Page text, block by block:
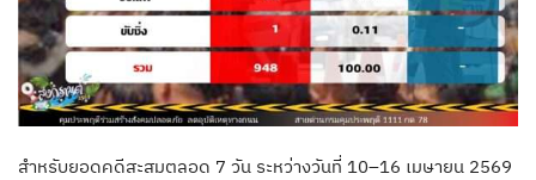
สำหรับยอดคดีสะสมตลอด 7 วัน ระหว่างวันที่ 10–16 เมษายน 2569